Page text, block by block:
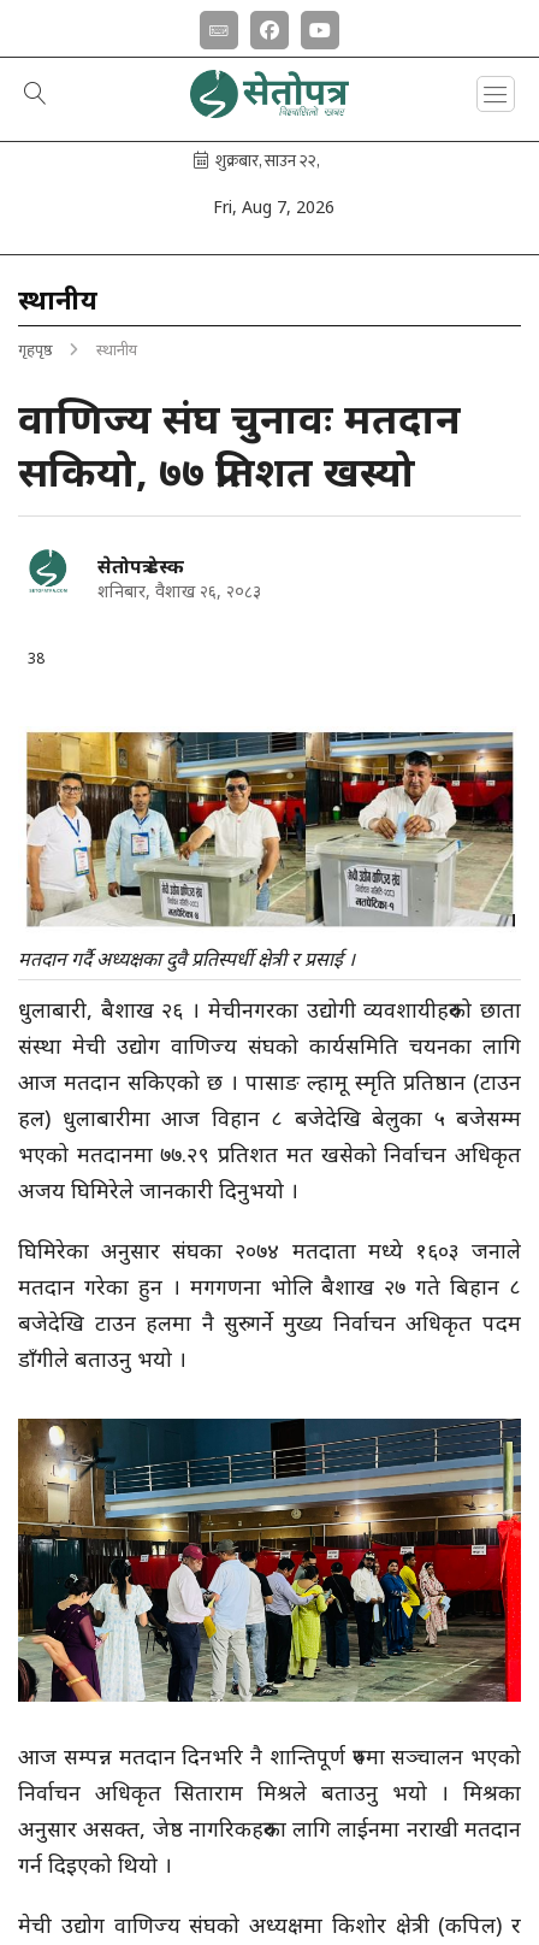
Fri, Aug 7, 2026
स्थानीय
गृहपृष्ठ स्थानीय
वाणिज्य संघ चुनावः मतदान
सकियो, ७७ प्रतिशत खस्यो
सेतोपत्र डेस्क
शनिबार, वैशाख २६, २०८३
38
मतदान गर्दै अध्यक्षका दुवै प्रतिस्पर्धी क्षेत्री र प्रसाई ।
धुलाबारी, बैशाख २६ । मेचीनगरका उद्योगी व्यवशायीहरुको छाता
संस्था मेची उद्योग वाणिज्य संघको कार्यसमिति चयनका लागि
आज मतदान सकिएको छ । पासाङ ल्हामू स्मृति प्रतिष्ठान (टाउन
हल) धुलाबारीमा आज विहान ८ बजेदेखि बेलुका ५ बजेसम्म
भएको मतदानमा ७७.२९ प्रतिशत मत खसेको निर्वाचन अधिकृत
अजय घिमिरेले जानकारी दिनुभयो ।
घिमिरेका अनुसार संघका २०७४ मतदाता मध्ये १६०३ जनाले
मतदान गरेका हुन । मगगणना भोलि बैशाख २७ गते बिहान ८
बजेदेखि टाउन हलमा नै सुरु गर्ने मुख्य निर्वाचन अधिकृत पदम
डाँगीले बताउनु भयो ।
आज सम्पन्न मतदान दिनभरि नै शान्तिपूर्ण रुपमा सञ्चालन भएको
निर्वाचन अधिकृत सिताराम मिश्रले बताउनु भयो । मिश्रका
अनुसार असक्त, जेष्ठ नागरिकहरुका लागि लाईनमा नराखी मतदान
गर्न दिइएको थियो ।
मेची उद्योग वाणिज्य संघको अध्यक्षमा किशोर क्षेत्री (कपिल) र